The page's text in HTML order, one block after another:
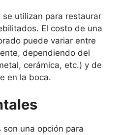
utilizan para restaurar
El costo de una
puede variar entre
dependiendo del
cerámica, etc.) y de
en la boca.
una opción para